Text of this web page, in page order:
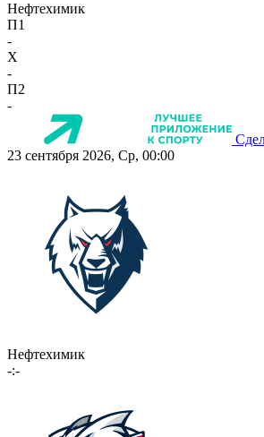
Нефтехимик
П1
-
X
-
П2
-
23 сентября 2026, Ср, 00:00
Нефтехимик
-:-